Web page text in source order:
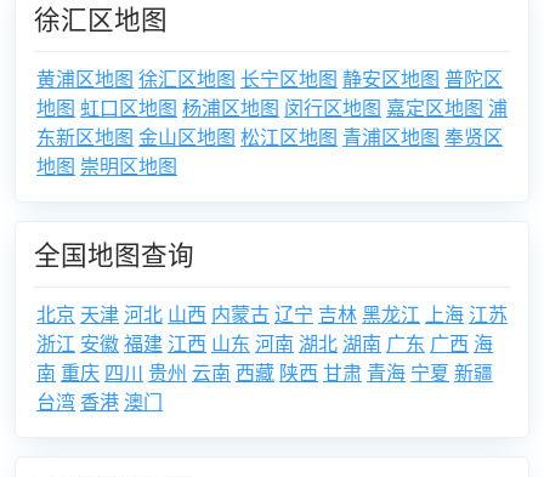
徐汇区地图
黄浦区地图 徐汇区地图 长宁区地图 静安区地图 普陀区
地图 虹口区地图 杨浦区地图 闵行区地图 嘉定区地图 浦
东新区地图 金山区地图 松江区地图 青浦区地图 奉贤区
地图 崇明区地图
全国地图查询
北京 天津河北 山西 内蒙古辽宁 吉林黑龙江 上海 江苏
浙江 安徽福建 江西 山东 河南 湖北湖南 广东 广西 海
南 重庆 四川 贵州 云南 西藏 陕西 甘肃 青海 宁夏 新疆
台湾 香港 澳门